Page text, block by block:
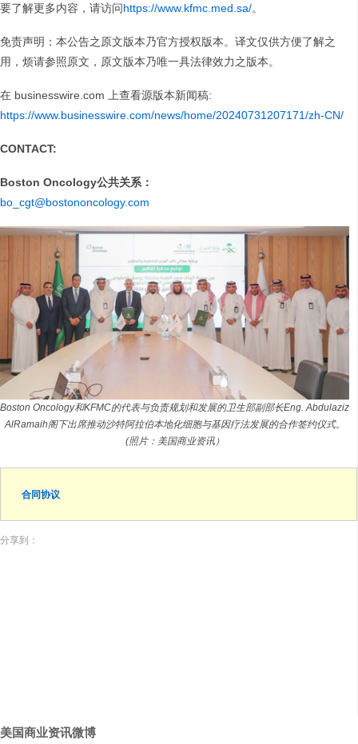
要了解更多内容，请访问https://www.kfmc.med.sa/。
免责声明：本公告之原文版本乃官方授权版本。译文仅供方便了解之
用，烦请参照原文，原文版本乃唯一具法律效力之版本。
在 businesswire.com 上查看源版本新闻稿:
https://www.businesswire.com/news/home/20240731207171/zh-CN/
CONTACT:
Boston Oncology公共关系：
bo_cgt@bostononcology.com
Boston Oncology和KFMC的代表与负责规划和发展的卫生部副部长Eng. Abdulaziz
AlRamaih阁下出席推动沙特阿拉伯本地化细胞与基因疗法发展的合作签约仪式。
(照片：美国商业资讯）
合同协议
分享到：
美国商业资讯微博